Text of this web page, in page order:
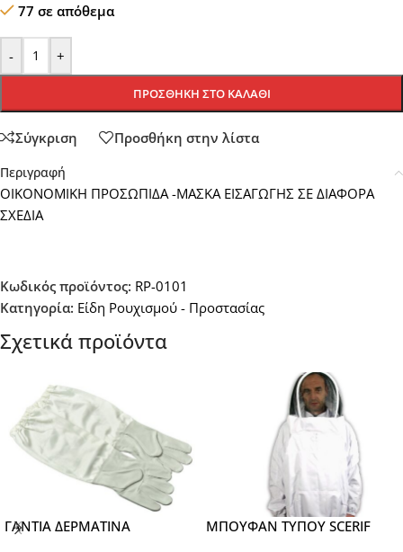
77 σε απόθεμα
- +
ΠΡΟΣΘΉΚΗ ΣΤΟ ΚΑΛΆΘΙ
Σύγκριση Προσθήκη στην λίστα
Περιγραφή
ΟΙΚΟΝΟΜΙΚΗ ΠΡΟΣΩΠΙΔΑ -ΜΑΣΚΑ ΕΙΣΑΓΩΓΗΣ ΣΕ ΔΙΑΦΟΡΑ
ΣΧΕΔΙΑ
Κωδικός προϊόντος: RP-0101
Κατηγορία: Είδη Ρουχισμού - Προστασίας
Σχετικά προϊόντα
ΓΑΝΤΙΑ ΔΕΡΜΑΤΙΝΑ ΜΠΟΥΦΑΝ ΤΥΠΟΥ SCERIF